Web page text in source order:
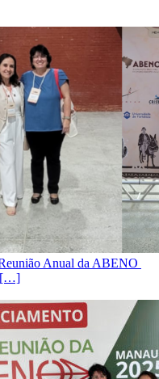
Anual da ABENO
[…]